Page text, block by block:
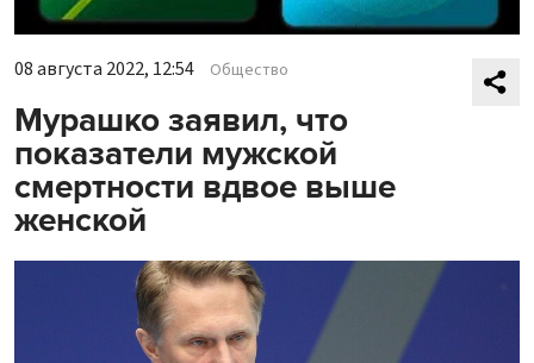
08 августа 2022, 12:54 Общество
Мурашко заявил, что
показатели мужской
смертности вдвое выше
женской